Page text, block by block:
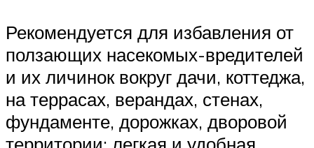
Рекомендуется для избавления от
ползающих насекомых-вредителей
и их личинок вокруг дачи, коттеджа,
на террасах, верандах, стенах,
фундаменте, дорожках, дворовой